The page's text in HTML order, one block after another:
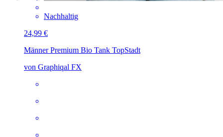
Nachhaltig
24,99 €
Männer Premium Bio Tank TopStadt
von Graphiqal FX